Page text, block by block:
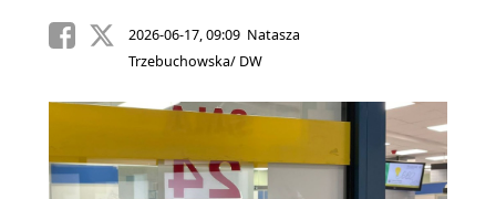
2026-06-17, 09:09 Natasza
Trzebuchowska/ DW